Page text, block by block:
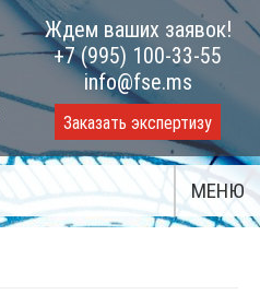
Ждем ваших заявок!
+7 (995) 100-33-55
info@fse.ms
Заказать экспертизу
МЕНЮ